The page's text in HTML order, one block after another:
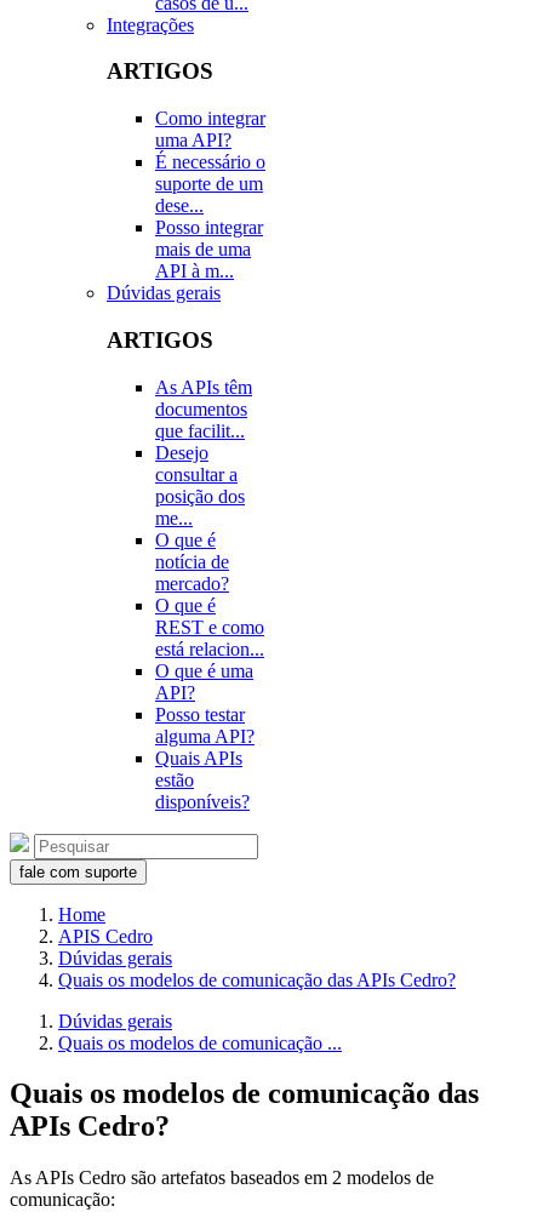
Integrações
ARTIGOS
Como integrar
uma API?
É necessário o
suporte de um
dese...
Posso integrar
mais de uma
API à m...
Dúvidas gerais
ARTIGOS
As APIs têm
documentos
que facilit...
Desejo
consultar a
posição dos
me...
O que é
notícia de
mercado?
O que é
REST e como
está relacion...
O que é uma
API?
Posso testar
alguma API?
Quais APIs
estão
disponíveis?
fale com suporte
Home
APIS Cedro
Dúvidas gerais
Quais os modelos de comunicação das APIs Cedro?
Dúvidas gerais
Quais os modelos de comunicação ...
Quais os modelos de comunicação das
APIs Cedro?
As APIs Cedro são artefatos baseados em 2 modelos de
comunicação: